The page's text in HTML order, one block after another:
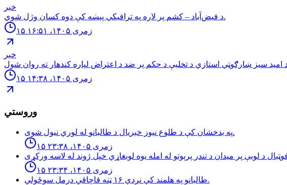
خبر
د فیض‌آباد – کشم پر لاره په ترافیکي پېښه کې دوه کسان وژل شوي.
۱۵ زمری ۱۴۰۵، ۱۶:۵۱
خبر
۱۵ زمری ۱۴۰۵، ۱۴:۳۸
وروستي
په بدخشان كې د طلوع نيوز خبريال د طالبانو له لوري نيول شوى.
۱۵ زمری ۱۴۰۵، ۲۳:۳۸
۱۵ زمری ۱۴۰۵، ۲۳:۳۴
طالبانو په هلمند كې نږدې ۱۶ ټنه قاچاقي درمل سوځولي.